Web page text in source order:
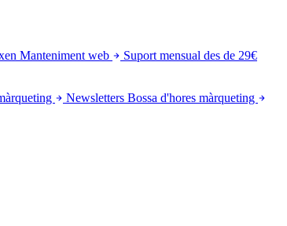
Manteniment web
Suport mensual des de 29€
Newsletters Bossa d'hores màrqueting